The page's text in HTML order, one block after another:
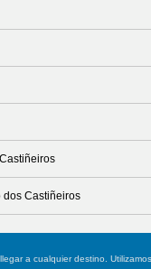
dos Castiñeiros
a cualquier destino.